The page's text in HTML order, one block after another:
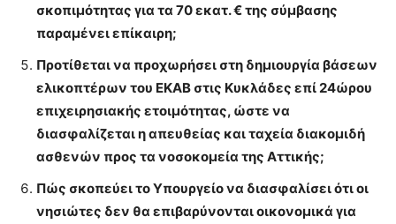
σκοπιμότητας για τα 70 εκατ. € της σύμβασης
παραμένει επίκαιρη;
Προτίθεται να προχωρήσει στη δημιουργία βάσεων
ελικοπτέρων του ΕΚΑΒ στις Κυκλάδες επί 24ώρου
επιχειρησιακής ετοιμότητας, ώστε να
διασφαλίζεται η απευθείας και ταχεία διακομιδή
ασθενών προς τα νοσοκομεία της Αττικής;
Πώς σκοπεύει το Υπουργείο να διασφαλίσει ότι οι
νησιώτες δεν θα επιβαρύνονται οικονομικά για